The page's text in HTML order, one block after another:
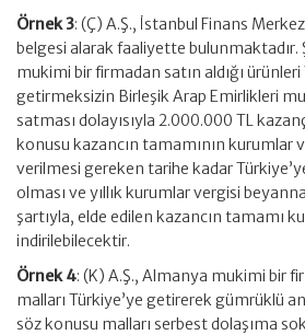
Örnek 3: (Ç) A.Ş., İstanbul Finans
belgesi alarak faaliyette bulunmaktadır.
mukimi bir firmadan satın aldığı ürünleri
getirmeksizin Birleşik Arap Emirlikleri
satması dolayısıyla 2.000.000 TL
konusu kazancın tamamının kurumlar
verilmesi gereken tarihe kadar
olması ve yıllık kurumlar vergisi
şartıyla, elde edilen kazancın tamamı
indirilebilecektir.
Örnek 4: (K) A.Ş., Almanya mukimi bir
malları Türkiye’ye getirerek gümrüklü
söz konusu malları serbest dolaşıma